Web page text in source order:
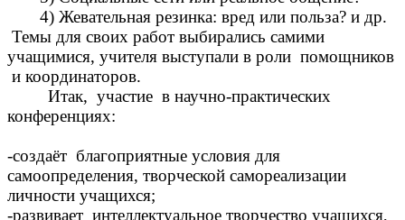
4) Жевательная резинка: вред или польза? и др.
Темы для своих работ выбирались самими
учащимися, учителя выступали в роли помощников
и координаторов.
Итак, участие в научно-практических
конференциях:
-создаёт благоприятные условия для
самоопределения, творческой самореализации
личности учащихся;
-развивает интеллектуальное творчество учащихся,